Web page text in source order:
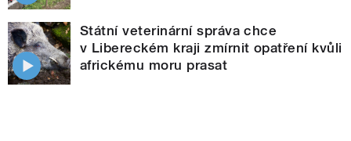
Státní veterinární správa chce
v Libereckém kraji zmírnit opatření kvůli
africkému moru prasat